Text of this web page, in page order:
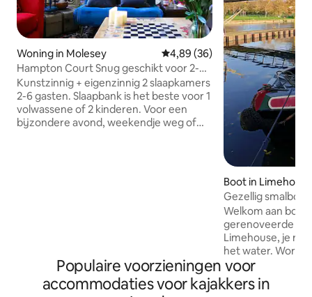
Woning in Molesey Gemiddelde beoordeling van
4,89 (36)
Hampton Court Snug geschikt voor 2-6
lopen naar paleis+trein
Kunstzinnig + eigenzinnig 2 slaapkamers
2-6 gasten. Slaapbank is het beste voor 1
volwassene of 2 kinderen. Voor een
bijzondere avond, weekendje weg of
Lasso en LondonAtelierByproducts -
geschenken en damesmode!
Boot in
Gezellig
Londen
Welkom aan
gerenoveerde
Limehouse, je
het water. Word
rimpelingen,
dek en bereik
in een mum van
Populaire voorzieningen voor
accommodaties voor kajakkers in